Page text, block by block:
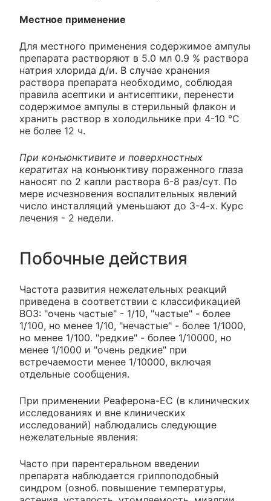
Местное применение
Для местного применения содержимое ампулы
препарата растворяют в 5.0 мл 0.9 % раствора
натрия хлорида д/и. В случае хранения
раствора препарата необходимо, соблюдая
правила асептики и антисептики, перенести
содержимое ампулы в стерильный флакон и
хранить раствор в холодильнике при 4-10 °С
не более 12 ч.
При конъюнктивите и поверхностных
кератитах на конъюнктиву пораженного глаза
наносят по 2 капли раствора 6-8 раз/сут. По
мере исчезновения воспалительных явлений
число инсталляций уменьшают до 3-4-х. Курс
лечения - 2 недели.
Побочные действия
Частота развития нежелательных реакций
приведена в соответствии с классификацией
ВОЗ: "очень частые" - 1/10, "частые" - более
1/100, но менее 1/10, "нечастые" - более 1/1000,
но менее 1/100. "редкие" - более 1/10000, но
менее 1/1000 и "очень редкие" при
встречаемости менее 1/10000, включая
отдельные сообщения.
При применении Реаферона-ЕС (в клинических
исследованиях и вне клинических
исследований) наблюдались следующие
нежелательные явления:
Часто при парентеральном введении
препарата наблюдается гриппоподобный
синдром (озноб. повышение температуры,